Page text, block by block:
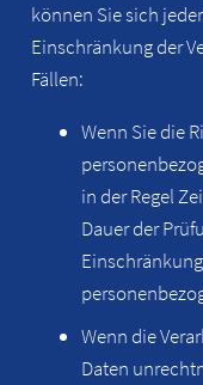
können Sie sich
Einschränkung der
Fällen:
Wenn Sie die
in der Regel
Dauer der
Wenn die
Daten